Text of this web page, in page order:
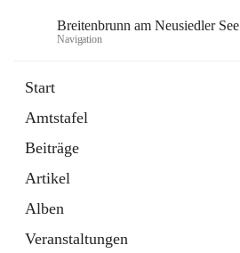
Breitenbrunn am Neusiedler See
Navigation
Start
Amtstafel
Beiträge
Artikel
Alben
Veranstaltungen
18 Schnellzugriffe
Gemeindeservice